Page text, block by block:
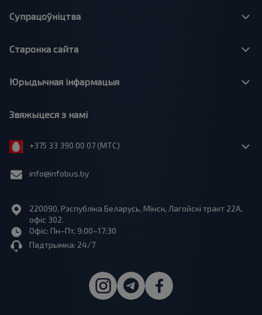
Супрацоўніцтва
Старонка сайта
Юрыдычная інфармацыя
Звяжыцеся з намі
+375 33 390 00 07 (МТС)
info@infobus.by
220090, Рэспубліка Беларусь, Мінск, Лагойскі тракт 22A,
офіс 302.
Офіс: Пн–Пт, 9:00–17:30
Падтрымка: 24/7